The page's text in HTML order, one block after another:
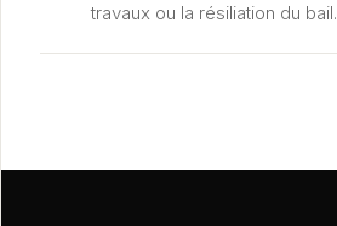
travaux ou la résiliation du bail.